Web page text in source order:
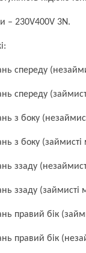
– 230V400V 3N.
спереду
спереду
з боку
з боку
ззаду
ззаду
правий бік
правий бік